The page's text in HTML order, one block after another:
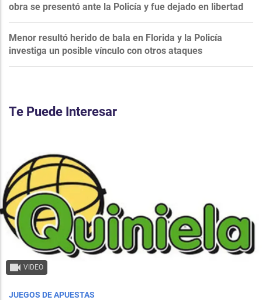
obra se presentó ante la Policía y fue dejado en libertad
Menor resultó herido de bala en Florida y la Policía
investiga un posible vínculo con otros ataques
Te Puede Interesar
VIDEO
JUEGOS DE APUESTAS